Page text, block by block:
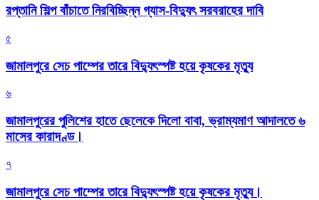
রপ্তানি শিল্প বাঁচাতে নিরবিচ্ছিন্ন গ্যাস-বিদ্যুৎ সরবরাহের দাবি
৫
জামালপুরে সেচ পাম্পের তারে বিদ্যুৎস্পষ্ট হয়ে কৃষকের মৃত্যু
৬
জামালপুরের পুলিশের হাতে ছেলেকে দিলো বাবা, ভ্রাম্যমাণ আদালতে ৬
মাসের কারাদণ্ড।
৭
জামালপুরে সেচ পাম্পের তারে বিদ্যুৎস্পষ্ট হয়ে কৃষকের মৃত্যু।